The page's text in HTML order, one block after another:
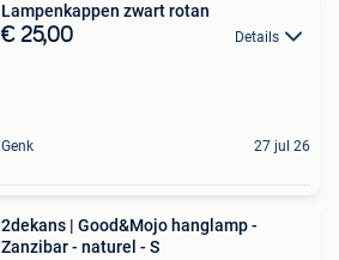
Lampenkappen zwart rotan
€ 25,00 Details
Genk 27 jul 26
2dekans | Good&Mojo hanglamp -
Zanzibar - naturel - S